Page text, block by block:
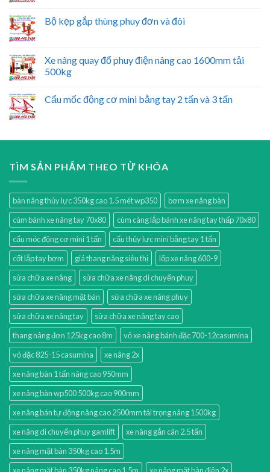
Bộ kẹp gắp thùng phuy đơn và đôi
Xe nâng quay đổ phuy điện nâng cao 1600mm tải
500kg
Cẩu mốc động cơ mini bằng tay 2 tấn và 3 tấn
TÌM SẢN PHẨM THEO TỪ KHÓA
bàn nâng thủy lực 350kg cao 1.5 mét wp350
bơm xe nâng bàn
cùm bánh xe nâng tay 70x80
cùm càng lắp bánh xe nâng tay thấp 70x80
cẩu móc động cơ mini 1 tấn
cẩu thủy lực mini bằng tay 1 tấn
cốt lắp tay bơm
giá thang nâng siêu thị
lốp xe nâng 600-9
sửa chữa xe nâng
sửa chữa xe nâng di chuyển phuy
sửa chữa xe nâng mặt bàn
sửa chữa xe nâng phuy
sửa chữa xe nâng tay
sửa chữa xe nâng tay cao
thang nâng đơn 125kg cao 8m
vỏ xe nâng bánh đặc 700-12casumina
vỏ đặc 825-15 casumina
xe nâng 2x
xe nâng bàn 1 tấn nâng cao 950mm
xe nâng bàn wp500 500kg cao 900mm
xe nâng bán tự động nâng cao 2500mm tải trọng nâng 1500kg
xe nâng di chuyển phuy gamlift
xe nâng gắn cân 2.5 tấn
xe nâng mặt bàn 350kg cao 1.5m